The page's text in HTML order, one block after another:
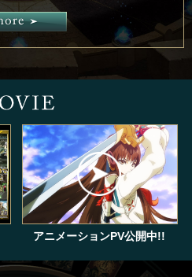
アニメーションPV公開中!!